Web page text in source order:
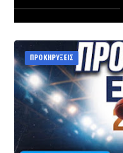
ΠΡΟΚΗΡΥΞΕΙΣ